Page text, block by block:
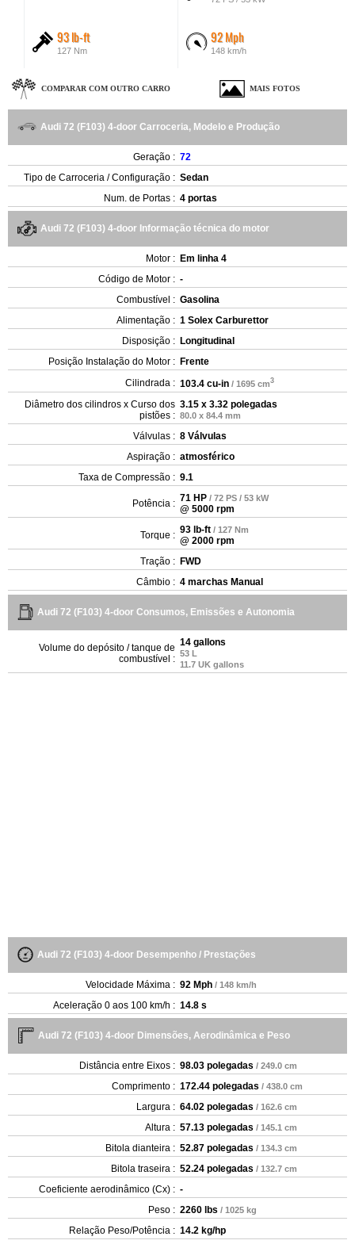
93 lb-ft
127 Nm
92 Mph
148 km/h
COMPARAR COM OUTRO CARRO MAIS FOTOS
Audi 72 (F103) 4-door Carroceria, Modelo e Produção
Geração : 72
Tipo de Carroceria / Configuração : Sedan
Num. de Portas : 4 portas
Audi 72 (F103) 4-door Informação técnica do motor
Motor : Em linha 4
Código de Motor : -
Combustível : Gasolina
Alimentação : 1 Solex Carburettor
Disposição : Longitudinal
Posição Instalação do Motor : Frente
Cilindrada : 103.4 cu-in / 1695 cm3
Diâmetro dos cilindros x Curso dos
pistões :
3.15 x 3.32 polegadas
80.0 x 84.4 mm
Válvulas : 8 Válvulas
Aspiração : atmosférico
Taxa de Compressão : 9.1
Potência : 71 HP / 72 PS / 53 kW
@ 5000 rpm
Torque : 93 lb-ft / 127 Nm
@ 2000 rpm
Tração : FWD
Câmbio : 4 marchas Manual
Audi 72 (F103) 4-door Consumos, Emissões e Autonomia
Volume do depósito / tanque de
combustível :
14 gallons
53 L
11.7 UK gallons
Audi 72 (F103) 4-door Desempenho / Prestações
Velocidade Máxima : 92 Mph / 148 km/h
Aceleração 0 aos 100 km/h : 14.8 s
Audi 72 (F103) 4-door Dimensões, Aerodinâmica e Peso
Distância entre Eixos : 98.03 polegadas / 249.0 cm
Comprimento : 172.44 polegadas / 438.0 cm
Largura : 64.02 polegadas / 162.6 cm
Altura : 57.13 polegadas / 145.1 cm
Bitola dianteira : 52.87 polegadas / 134.3 cm
Bitola traseira : 52.24 polegadas / 132.7 cm
Coeficiente aerodinâmico (Cx) : -
Peso : 2260 lbs / 1025 kg
Relação Peso/Potência : 14.2 kg/hp